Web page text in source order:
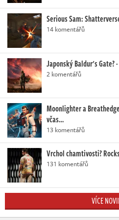
Serious Sam:
14 komentářů
Japonský Baldur's Gate?
2 komentářů
Moonlighter a
včas…
13 komentářů
Vrchol chamtivosti?
131 komentářů
VÍCE